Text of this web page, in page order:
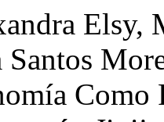
Elsy,
Santos